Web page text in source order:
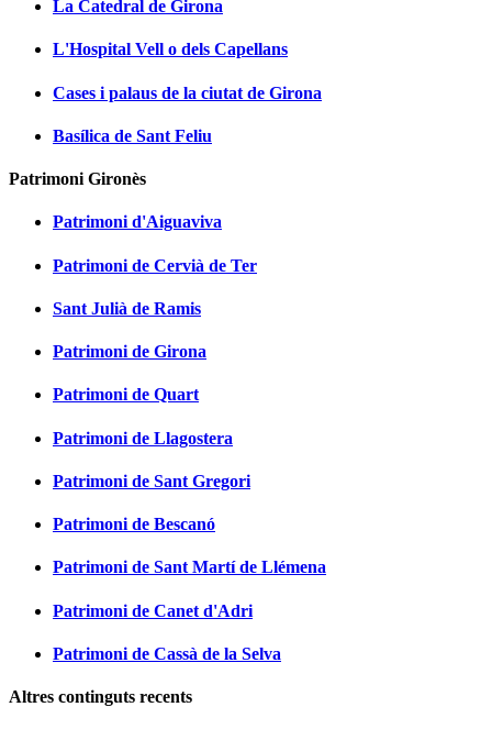
La Catedral de Girona
L'Hospital Vell o dels Capellans
Cases i palaus de la ciutat de Girona
Basílica de Sant Feliu
Patrimoni Gironès
Patrimoni d'Aiguaviva
Patrimoni de Cervià de Ter
Sant Julià de Ramis
Patrimoni de Girona
Patrimoni de Quart
Patrimoni de Llagostera
Patrimoni de Sant Gregori
Patrimoni de Bescanó
Patrimoni de Sant Martí de Llémena
Patrimoni de Canet d'Adri
Patrimoni de Cassà de la Selva
Altres continguts recents